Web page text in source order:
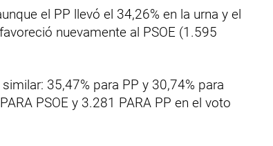
el PP llevó el 34,26% en la urna y el
nuevamente al PSOE (1.595
35,47% para PP y 30,74% para
PSOE y 3.281 PARA PP en el voto